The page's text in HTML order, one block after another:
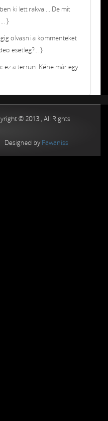
ki lett rakva ... De mit
}
olvasni a kommenteket
esetleg?... }
ez a terrun. Kéne már egy
© 2013 , All Rights
Designed by Fawaniss